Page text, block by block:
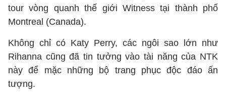
tour vòng quanh thế giới Witness tại thành phố
Montreal (Canada).
Không chỉ có Katy Perry, các ngôi sao lớn như
Rihanna cũng đã tin tưởng vào tài năng của NTK
này để mặc những bộ trang phục độc đáo ấn
tượng.